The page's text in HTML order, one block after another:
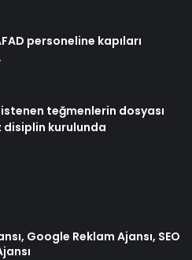
personeline kapıları
teğmenlerin dosyası
disiplin kurulunda
Google Reklam Ajansı, SEO